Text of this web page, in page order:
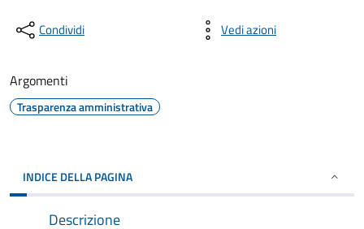
Condividi Vedi azioni
Argomenti
Trasparenza amministrativa
INDICE DELLA PAGINA
Descrizione